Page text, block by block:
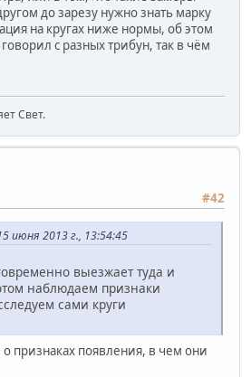
до зарезу нужно знать марку
на кругах ниже нормы, об этом
с разных трибун, так в чём
Свет.
#42
июня 2013 г., 13:54:45
выезжает туда и
наблюдаем признаки
сами круги
признаках появления, в чем они